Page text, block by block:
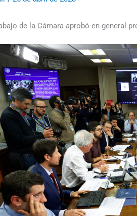
de la Cámara aprobó en general